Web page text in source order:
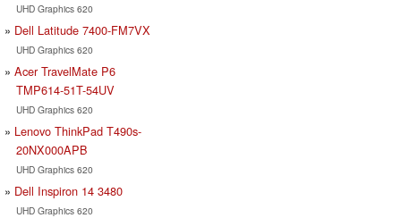
UHD Graphics 620
Dell Latitude 7400-FM7VX
UHD Graphics 620
Acer TravelMate P6
TMP614-51T-54UV
UHD Graphics 620
Lenovo ThinkPad T490s-
20NX000APB
UHD Graphics 620
Dell Inspiron 14 3480
UHD Graphics 620